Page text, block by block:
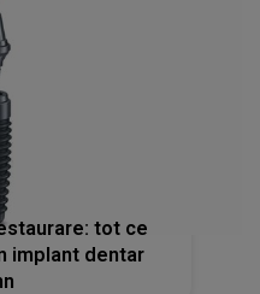
tot ce
implant dentar